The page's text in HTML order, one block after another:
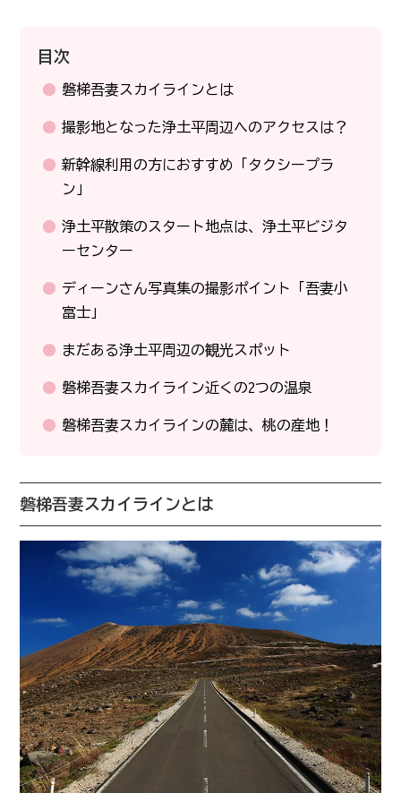
目次
磐梯吾妻スカイラインとは
撮影地となった浄土平周辺へのアクセスは？
新幹線利用の方におすすめ「タクシープラ
ン」
浄土平散策のスタート地点は、浄土平ビジタ
ーセンター
ディーンさん写真集の撮影ポイント「吾妻小
富士」
まだある浄土平周辺の観光スポット
磐梯吾妻スカイライン近くの2つの温泉
磐梯吾妻スカイラインの麓は、桃の産地！
磐梯吾妻スカイラインとは